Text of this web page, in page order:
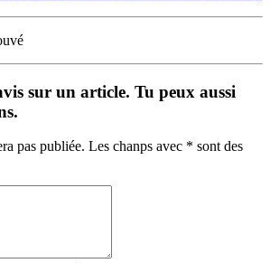
sur un article. Tu peux aussi
pas publiée. Les chanps avec * sont des